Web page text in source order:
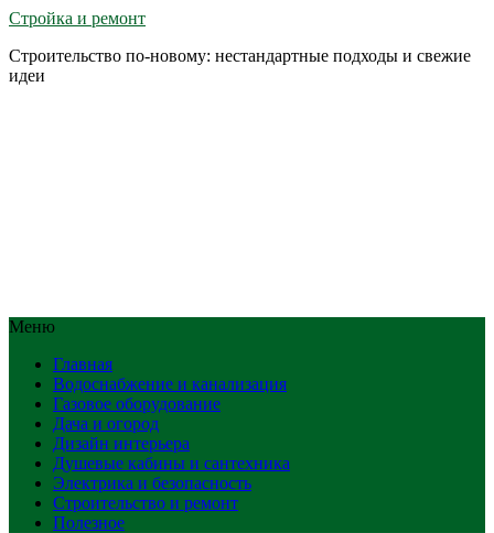
Стройка и ремонт
Строительство по-новому: нестандартные подходы и свежие
идеи
Меню
Главная
Водоснабжение и канализация
Газовое оборудование
Дача и огород
Дизайн интерьера
Душевые кабины и сантехника
Электрика и безопасность
Строительство и ремонт
Полезное